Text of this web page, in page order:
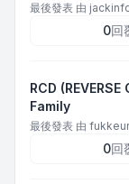
最後發表 由
0回
RCD
Family
最後發表 由
0回